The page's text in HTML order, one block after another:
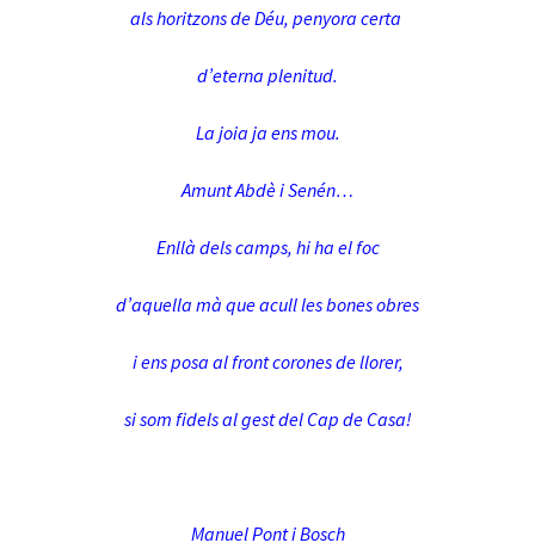
als horitzons de Déu, penyora certa
d’eterna plenitud.
La joia ja ens mou.
Amunt Abdè i Senén…
Enllà dels camps, hi ha el foc
d’aquella mà que acull les bones obres
i ens posa al front corones de llorer,
si som fidels al gest del Cap de Casa!
Manuel Pont i Bosch